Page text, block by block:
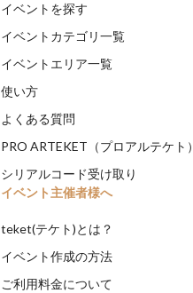
イベントを探す
イベントカテゴリ一覧
イベントエリア一覧
使い方
よくある質問
PRO ARTEKET（プロアルテケト）
シリアルコード受け取り
イベント主催者様へ
teket(テケト)とは？
イベント作成の方法
ご利用料金について